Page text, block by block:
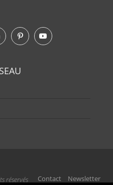
réservés Contact Newsletter